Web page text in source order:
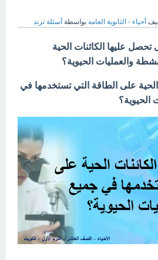
أحياء - الثانوية العامة بواسطة أسئلة ترند
عليها الكائنات الحية
والعمليات الحيوية؟
على الطاقة التي تستخدمها في
الحيوية؟